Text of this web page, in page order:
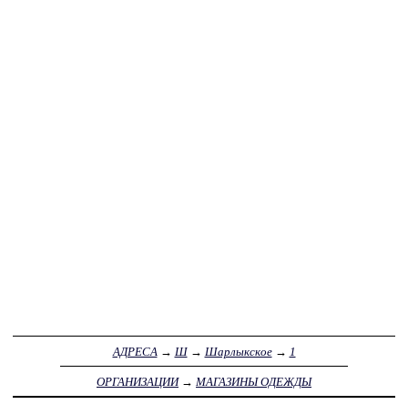
АДРЕСА → Ш→ Шарлыкское→ 1
ОРГАНИЗАЦИИ→ МАГАЗИНЫ ОДЕЖДЫ